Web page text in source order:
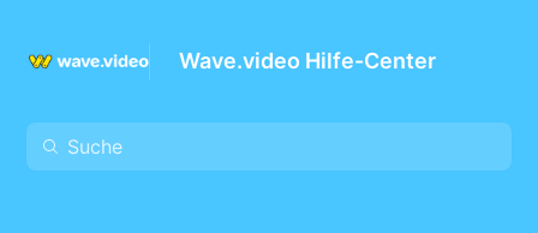
Wave.video Hilfe-Center